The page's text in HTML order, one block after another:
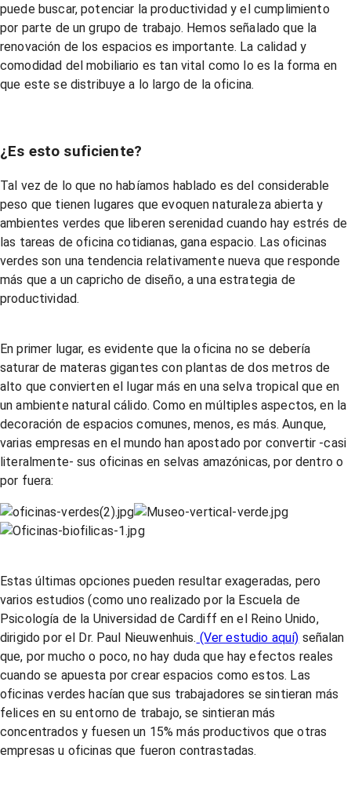
puede buscar, potenciar la productividad y el cumplimiento
por parte de un grupo de trabajo. Hemos señalado que la
renovación de los espacios es importante. La calidad y
comodidad del mobiliario es tan vital como lo es la forma en
que este se distribuye a lo largo de la oficina.
¿Es esto suficiente?
Tal vez de lo que no habíamos hablado es del considerable
peso que tienen lugares que evoquen naturaleza abierta y
ambientes verdes que liberen serenidad cuando hay estrés de
las tareas de oficina cotidianas, gana espacio. Las oficinas
verdes son una tendencia relativamente nueva que responde
más que a un capricho de diseño, a una estrategia de
productividad.
En primer lugar, es evidente que la oficina no se debería
saturar de materas gigantes con plantas de dos metros de
alto que convierten el lugar más en una selva tropical que en
un ambiente natural cálido. Como en múltiples aspectos, en la
decoración de espacios comunes, menos, es más. Aunque,
varias empresas en el mundo han apostado por convertir -casi
literalmente- sus oficinas en selvas amazónicas, por dentro o
por fuera:
Estas últimas opciones pueden resultar exageradas, pero
varios estudios (como uno realizado por la Escuela de
Psicología de la Universidad de Cardiff en el Reino Unido,
dirigido por el Dr. Paul Nieuwenhuis. (Ver estudio aquí) señalan
que, por mucho o poco, no hay duda que hay efectos reales
cuando se apuesta por crear espacios como estos. Las
oficinas verdes hacían que sus trabajadores se sintieran más
felices en su entorno de trabajo, se sintieran más
concentrados y fuesen un 15% más productivos que otras
empresas u oficinas que fueron contrastadas.